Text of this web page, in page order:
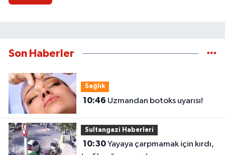
Son Haberler
Sağlık
10:46 Uzmandan botoks uyarısı!
Sultangazi Haberleri
10:30Yayaya çarpmamak için kırdı,